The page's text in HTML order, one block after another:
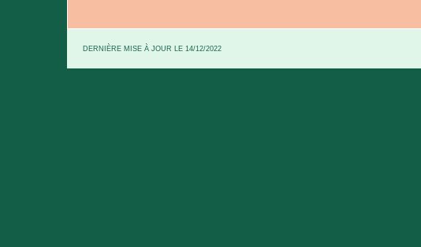
DERNIÈRE MISE À JOUR LE 14/12/2022